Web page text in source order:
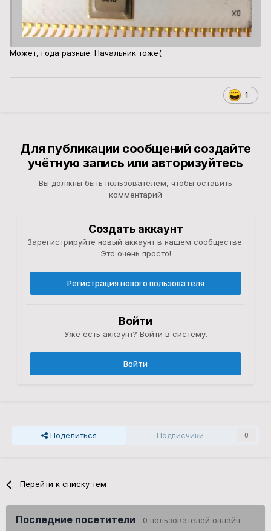
Может, года разные. Начальник тоже(
1
Для публикации сообщений создайте
учётную запись или авторизуйтесь
Вы должны быть пользователем, чтобы оставить
комментарий
Создать аккаунт
Зарегистрируйте новый аккаунт в нашем сообществе.
Это очень просто!
Регистрация нового пользователя
Войти
Уже есть аккаунт? Войти в систему.
Войти
Поделиться Подписчики 0
Перейти к списку тем
Последние посетители 0 пользователей онлайн